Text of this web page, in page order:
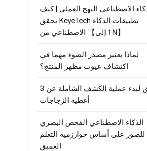
الاصطناعي النهج العملي | كيف
تحقق KeyeTech تطبيقات الذكاء
الاصطناعي من 【1 إلى N】
لماذا يعتبر مصدر الضوء مهما في
اكتشاف عيوب مظهر المنتج؟
3 دقائق لبدء عملية الكشف الشاملة عن
أغطية الزجاجات
الذكاء الاصطناعي الفحص البصري
للصور على أساس خوارزمية التعلم
العميق